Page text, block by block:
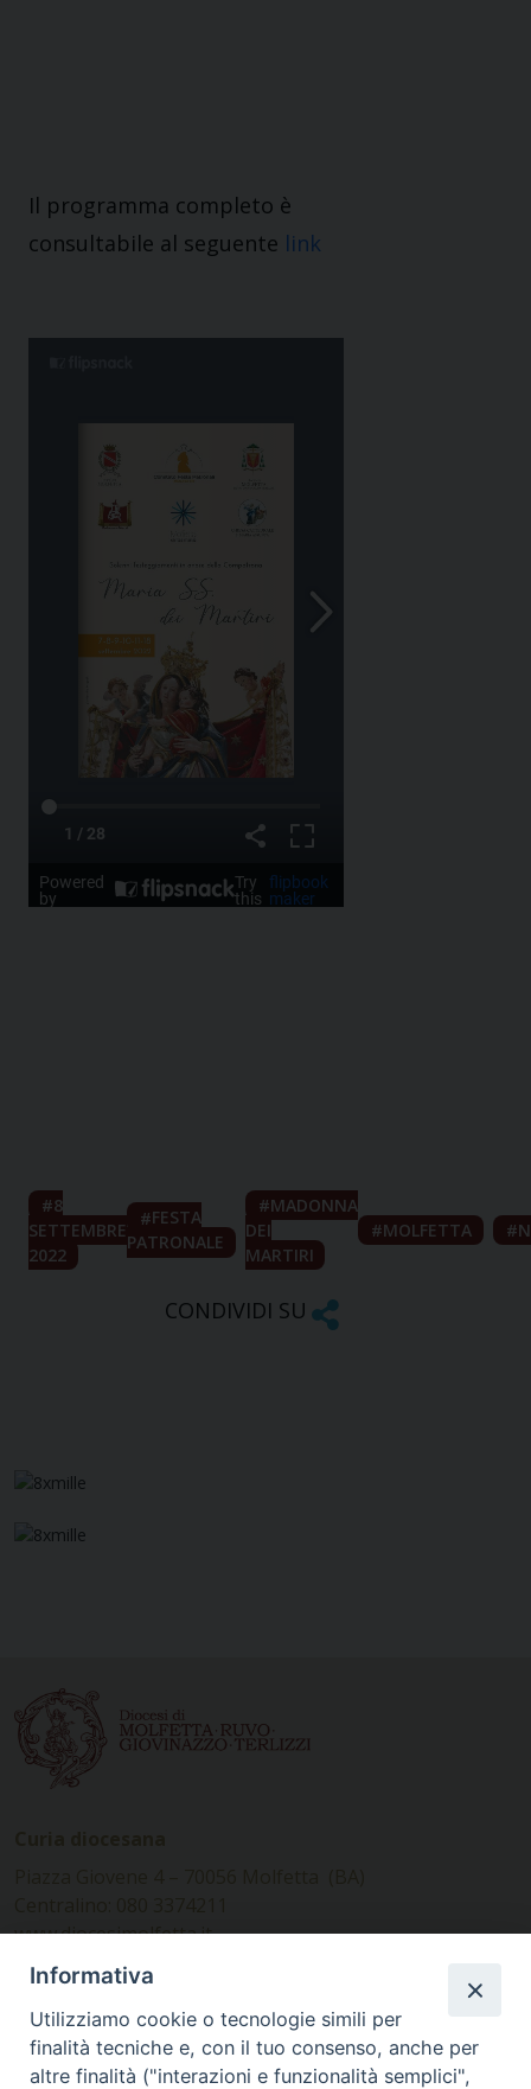
Il programma completo è
consultabile al seguente link
8
SETTEMBRE
2022
FESTA
PATRONALE
MADONNA
DEI
MARTIRI
MOLFETTA
CONDIVIDI SU
www.diocesimolfetta.it –
diocesimolfetta@pec.chiesacattolica.it
Ufficio Comunicazioni sociali
Piazza Giovene 4 – 70056 Molfetta (BA)
Informativa
Utilizziamo cookie o tecnologie simili per
finalità tecniche e, con il tuo consenso, anche per
altre finalità ("interazioni e funzionalità semplici",